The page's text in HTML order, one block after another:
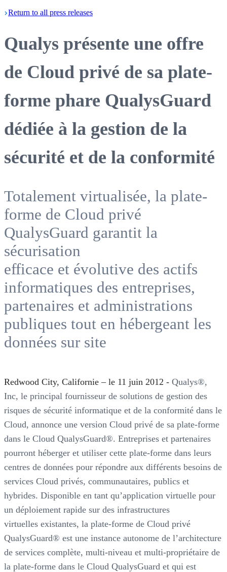
Return to all press releases
Qualys présente une offre
de Cloud privé de sa plate-
forme phare QualysGuard
dédiée à la gestion de la
sécurité et de la conformité
Totalement virtualisée, la plate-
forme de Cloud privé
QualysGuard garantit la
sécurisation
efficace et évolutive des actifs
informatiques des entreprises,
partenaires et administrations
publiques tout en hébergeant les
données sur site
Redwood City, Californie – le 11 juin 2012 - Qualys®,
Inc, le principal fournisseur de solutions de gestion des
risques de sécurité informatique et de la conformité dans le
Cloud, annonce une version Cloud privé de sa plate-forme
dans le Cloud QualysGuard®. Entreprises et partenaires
pourront héberger et utiliser cette plate-forme dans leurs
centres de données pour répondre aux différents besoins de
services Cloud privés, communautaires, publics et
hybrides. Disponible en tant qu’application virtuelle pour
un déploiement rapide sur des infrastructures
virtuelles existantes, la plate-forme de Cloud privé
QualysGuard® est une instance autonome de l’architecture
de services complète, multi-niveau et multi-propriétaire de
la plate-forme dans le Cloud QualysGuard et qui est